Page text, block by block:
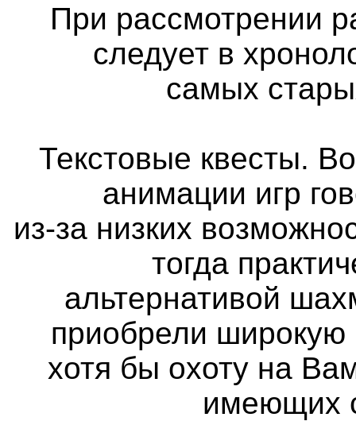
При рассмотрении
следует в
самых
Текстовые квесты.
анимации игр
из-за низких
тогда
альтернативой
приобрели широкую
хотя бы охоту на
имеющих